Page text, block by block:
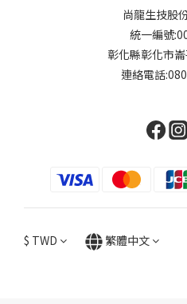
尚龍生技股
統一編號
彰化縣彰化市
連絡電話
$ TWD 繁體中文